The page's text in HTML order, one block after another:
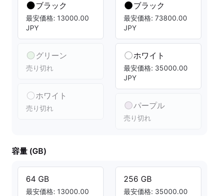
ブラック
最安価格: 13000.00
JPY
グリーン
売り切れ
ホワイト
売り切れ
ブラック
最安価格: 73800.00
JPY
ホワイト
最安価格: 35000.00
JPY
パープル
売り切れ
容量 (GB)
64 GB
最安価格: 13000.00
256 GB
最安価格: 35000.00